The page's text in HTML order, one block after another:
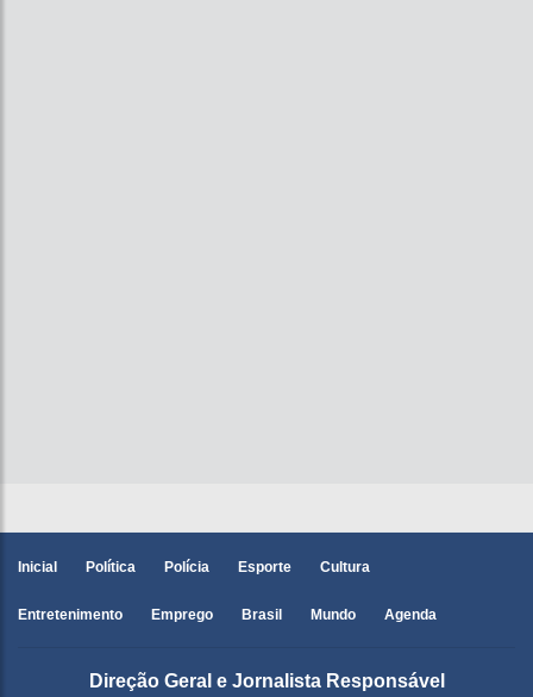
Inicial Política Polícia Esporte Cultura
Entretenimento Emprego Brasil Mundo Agenda
Direção Geral e Jornalista Responsável